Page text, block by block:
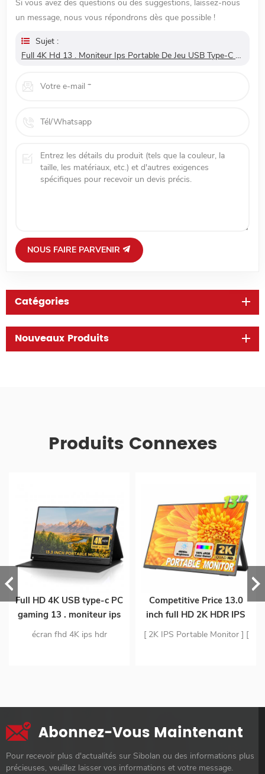
Si vous avez des questions ou des suggestions, laissez-nous
un message, nous vous répondrons dès que possible !
Sujet :
Full 4K Hd 13 . Moniteur Ips Portable De Jeu USB Type-C De 3 Pouces Pour Ordinateur Portable De Téléphone Intelligent
NOUS FAIRE PARVENIR
Catégories
Nouveaux Produits
Produits Connexes
Full HD 4K USB type-c PC
gaming 13 . moniteur ips
portable de 3 pouces pour
ordinateur portable de
écran fhd 4K ips hdr
portable ne pèse que 1.63 lb
Competitive Price 13.0
inch full HD 2K HDR IPS
Panel Slim Build-in
Speaker Portable Gaming
[ 2K IPS Portable Monitor ] [
Abonnez-Vous Maintenant
Pour recevoir plus d'actualités sur Sibolan ou des informations plus
précieuses, veuillez laisser vos informations et votre message.